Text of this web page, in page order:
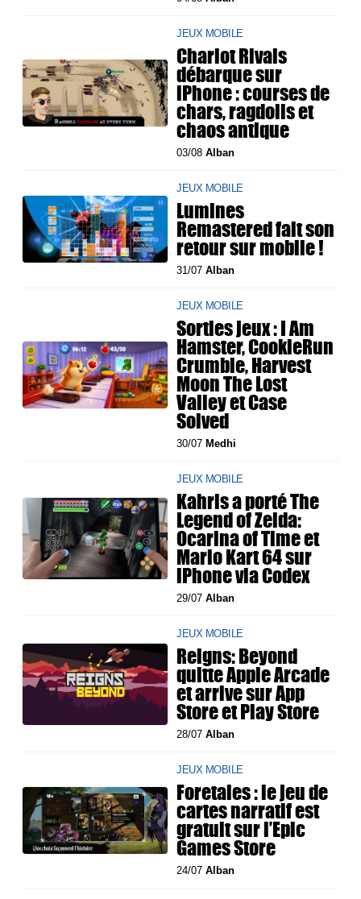
JEUX MOBILE
Chariot Rivals
débarque sur
iPhone : courses de
chars, ragdolls et
chaos antique
03/08Alban
JEUX MOBILE
Lumines
Remastered fait son
retour sur mobile !
31/07Alban
JEUX MOBILE
Sorties jeux : I Am
Hamster, CookieRun
Crumble, Harvest
Moon The Lost
Valley et Case
Solved
30/07 Medhi
JEUX MOBILE
Kahris a porté The
Legend of Zelda:
Ocarina of Time et
Mario Kart 64 sur
iPhone via Codex
29/07Alban
JEUX MOBILE
Reigns: Beyond
quitte Apple Arcade
et arrive sur App
Store et Play Store
28/07Alban
JEUX MOBILE
Foretales : le jeu de
cartes narratif est
gratuit sur l’Epic
Games Store
24/07Alban